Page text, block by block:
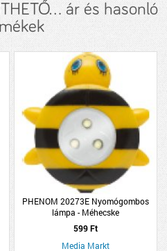
ár és hasonló
PHENOM 20273E Nyomógombos
lámpa - Méhecske
599 Ft
Media Markt